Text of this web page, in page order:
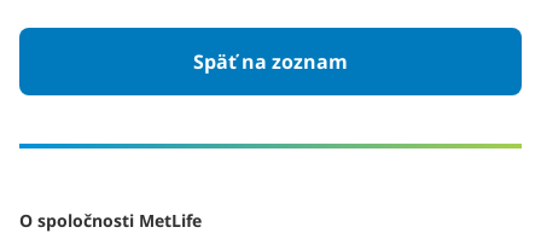
Späť na zoznam
O spoločnosti MetLife